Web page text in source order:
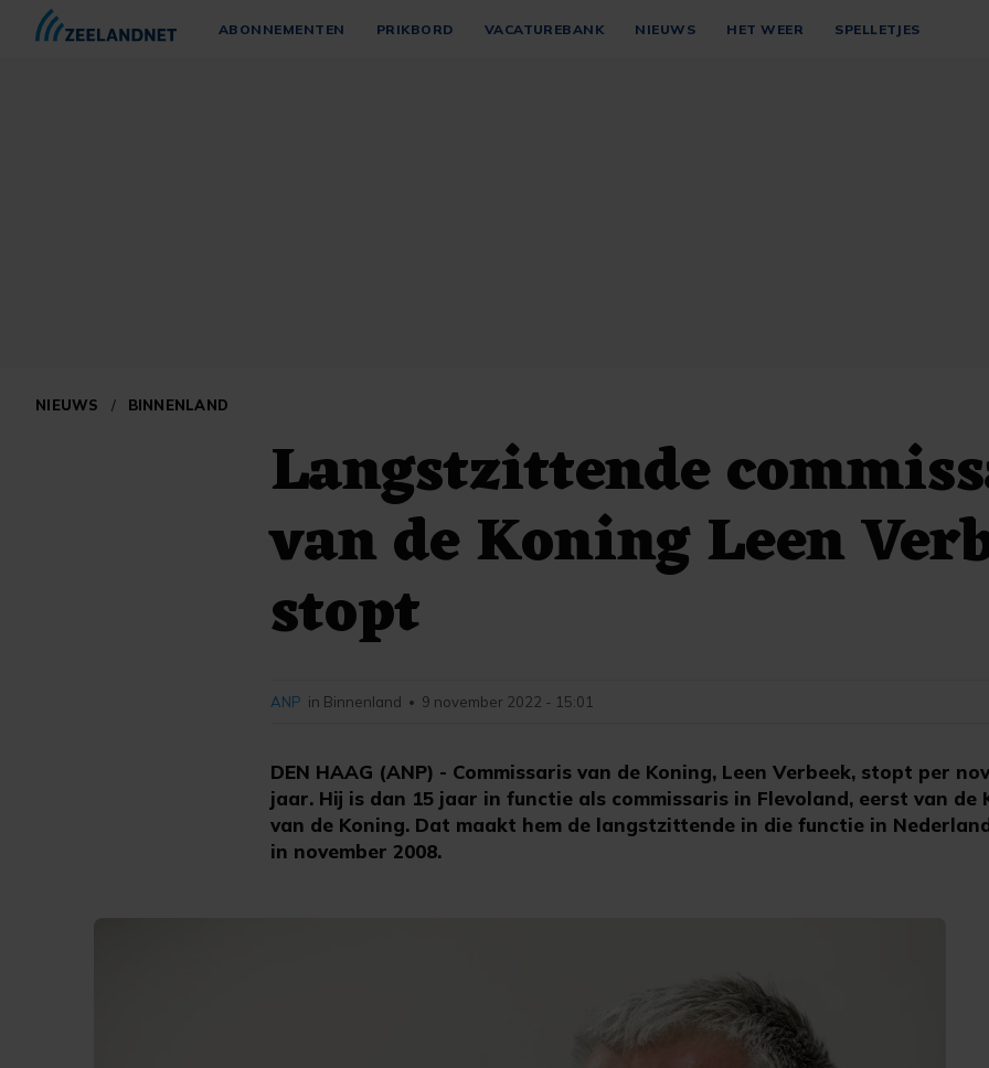
ABONNEMENTEN PRIKBORD VACATUREBANK NIEUWS HET WEER SPELLETJES
NIEUWS / BINNENLAND
Langstzittende
van de Koning Leen
stopt
DEN HAAG (ANP) - Commissaris van de Koning, Leen Verbeek, stopt per
jaar. Hij is dan 15 jaar in functie als commissaris in Flevoland, eerst van de
van de Koning. Dat maakt hem de langstzittende in die functie in
in november 2008.
ANP in Binnenland • 9 november 2022 - 15:01